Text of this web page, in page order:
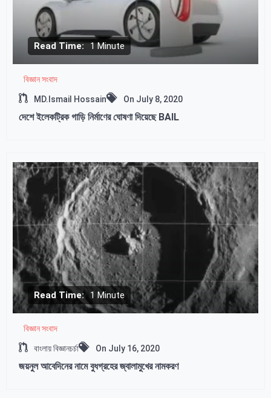
Read Time: 1 Minute
বিজ্ঞান সংবাদ
MD.Ismail Hossain On July 8, 2020
দেশে ইলেকট্রিক গাড়ি নির্মাণের ঘোষণা দিয়েছে BAIL
Read Time: 1 Minute
বিজ্ঞান সংবাদ
বাংলায় বিজ্ঞানচর্চা On July 16, 2020
জয়নুল আবেদিনের নামে বুধগ্রহের জ্বালামুখের নামকরণ